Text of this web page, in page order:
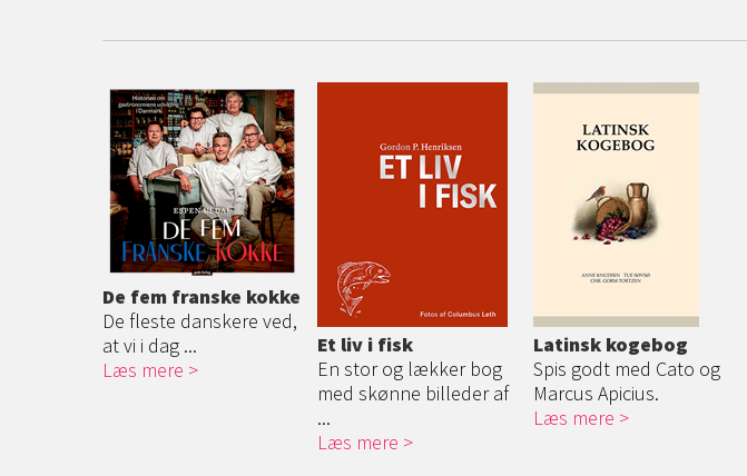
De fem franske kokke
De fleste danskere ved,
at vi i dag ...
Læs mere
Et liv i fisk
En stor og lækker bog
med skønne billeder af
...
Læs mere
Latinsk kogebog
Spis godt med Cato og
Marcus Apicius.
Læs mere